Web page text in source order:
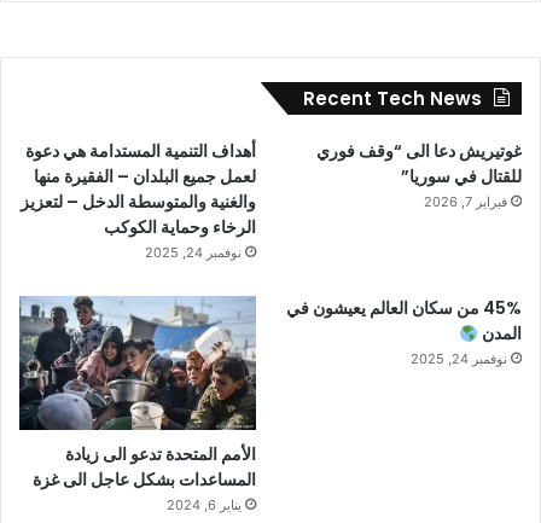
Recent Tech News
غوتيريش دعا الى “وقف فوري
للقتال في سوريا”
فبراير 7, 2026
أهداف التنمية المستدامة هي دعوة
لعمل جميع البلدان – الفقيرة منها
والغنية والمتوسطة الدخل – لتعزيز
الرخاء وحماية الكوكب
نوفمبر 24, 2025
45% من سكان العالم يعيشون في
المدن
نوفمبر 24, 2025
الأمم المتحدة تدعو الى زيادة
المساعدات بشكل عاجل الى غزة
يناير 6, 2024